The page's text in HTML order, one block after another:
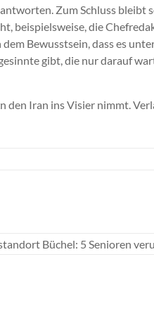
Zum Schluss bleibt
beispielsweise, die
Bewusstsein, dass es
gibt, die nur darauf
Iran ins Visier nimmt.
Büchel: 5 Senioren